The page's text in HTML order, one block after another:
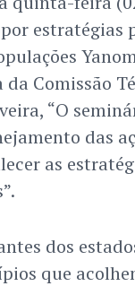
estratégias
Comissão
“O
das
as
dos
que